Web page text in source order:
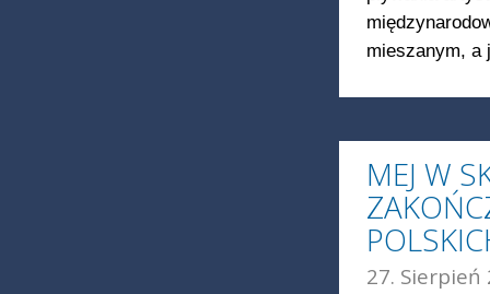
mieszanym, a
MEJ W
27. Sierpień